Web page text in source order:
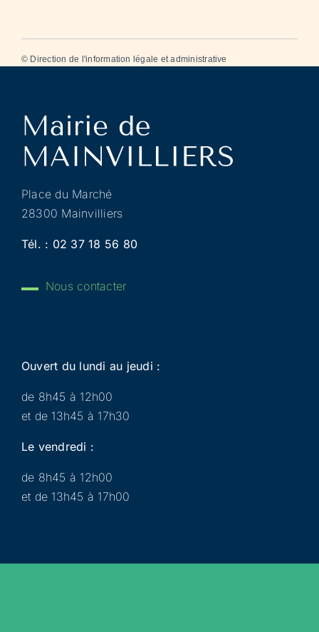
© Direction de l'information légale et administrative
Place du Marché
28300 Mainvilliers
Tél. : 02 37 18 56 80
Nous contacter
Ouvert du lundi au jeudi :
de 8h45 à 12h00
et de 13h45 à 17h30
Le vendredi :
de 8h45 à 12h00
et de 13h45 à 17h00